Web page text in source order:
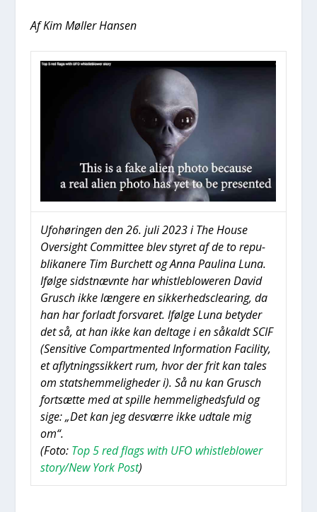
Af Kim Møl­ler Han­sen
Ufo­hø­rin­gen den 26. juli 2023 i The Hou­se
Over­sight Com­mit­tee blev sty­ret af de to repu­
bli­ka­ne­re Tim Bur­chett og Anna Pauli­na Luna.
Iføl­ge sidst­nævn­te har whi­st­le­blowe­ren David
Grusch ikke læn­ge­re en sik­ker­heds­clea­ring, da
han har for­ladt for­sva­ret. Iføl­ge Luna bety­der
det så, at han ikke kan del­ta­ge i en såkaldt SCIF
(Sen­si­ti­ve Com­part­men­ted Infor­ma­tion Faci­li­ty,
et aflyt­nings­sik­kert rum, hvor der frit kan tales
om stats­hem­me­lig­he­der i). Så nu kan Grusch
fort­sæt­te med at spil­le hem­me­lig­heds­fuld og
sige: „Det kan jeg desvær­re ikke udta­le mig
om“.
(Foto: Top 5 red flags with UFO whi­st­le­blower
story/New York Post)